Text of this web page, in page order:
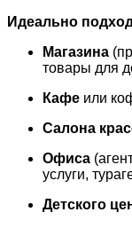
Идеально
Магазина
товары для
Кафе или
Салона
Офиса
услуги,
Детского